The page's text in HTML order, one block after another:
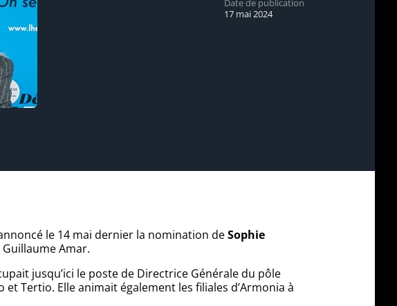
Date de publication
17 mai 2024
le 14 mai dernier la nomination deSophie
Amar.
jusqu’ici le poste de Directrice Générale du pôle
Tertio. Elle animait également les filiales d’Armonia à